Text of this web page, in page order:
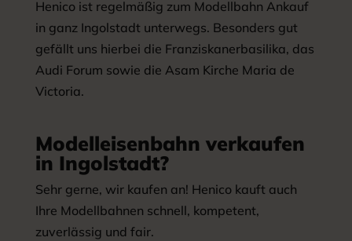
Henico ist regelmäßig zum Modellbahn Ankauf
in ganz Ingolstadt unterwegs. Besonders gut
gefällt uns hierbei die Franziskanerbasilika, das
Audi Forum sowie die Asam Kirche Maria de
Victoria.
Modelleisenbahn verkaufen
in Ingolstadt?
Sehr gerne, wir kaufen an! Henico kauft auch
Ihre Modellbahnen schnell, kompetent,
zuverlässig und fair.